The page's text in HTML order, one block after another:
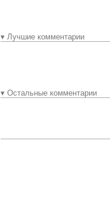
▾ Лучшие комментарии
▾ Остальные комментарии